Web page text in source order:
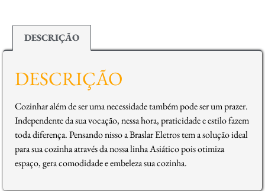
DESCRIÇÃO
DESCRIÇÃO
Cozinhar além de ser uma necessidade também pode ser um prazer.
Independente da sua vocação, nessa hora, praticidade e estilo fazem
toda diferença. Pensando nisso a Braslar Eletros tem a solução ideal
para sua cozinha através da nossa linha Asiático pois otimiza
espaço, gera comodidade e embeleza sua cozinha.